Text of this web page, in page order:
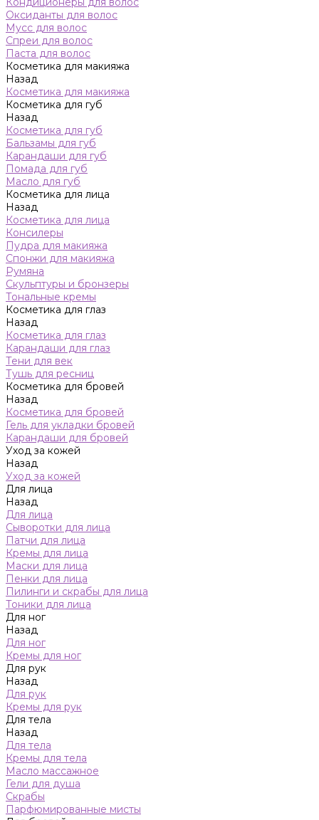
Оксиданты для волос
Мусс для волос
Спреи для волос
Паста для волос
Косметика для макияжа
Назад
Косметика для макияжа
Косметика для губ
Назад
Косметика для губ
Бальзамы для губ
Карандаши для губ
Помада для губ
Масло для губ
Косметика для лица
Назад
Косметика для лица
Консилеры
Пудра для макияжа
Спонжи для макияжа
Румяна
Скульптуры и бронзеры
Тональные кремы
Косметика для глаз
Назад
Косметика для глаз
Карандаши для глаз
Тени для век
Тушь для ресниц
Косметика для бровей
Назад
Косметика для бровей
Гель для укладки бровей
Карандаши для бровей
Уход за кожей
Назад
Уход за кожей
Для лица
Назад
Для лица
Сыворотки для лица
Патчи для лица
Кремы для лица
Маски для лица
Пенки для лица
Пилинги и скрабы для лица
Тоники для лица
Для ног
Назад
Для ног
Кремы для ног
Для рук
Назад
Для рук
Кремы для рук
Для тела
Назад
Для тела
Кремы для тела
Масло массажное
Гели для душа
Скрабы
Парфюмированные мисты